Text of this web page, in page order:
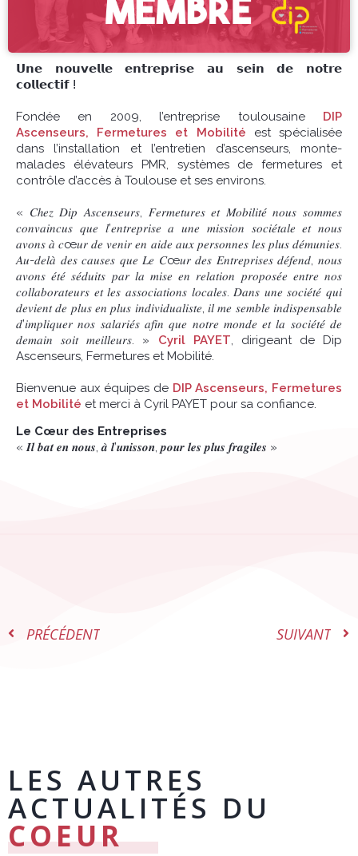
𝗨𝗻𝗲 𝗻𝗼𝘂𝘃𝗲𝗹𝗹𝗲 𝗲𝗻𝘁𝗿𝗲𝗽𝗿𝗶𝘀𝗲 𝗮𝘂 𝘀𝗲𝗶𝗻 𝗱𝗲 𝗻𝗼𝘁𝗿𝗲
𝗰𝗼𝗹𝗹𝗲𝗰𝘁𝗶𝗳 ⵑ
Fondée en 2009, l’entreprise toulousaine DIP
Ascenseurs, Fermetures et Mobilité est spécialisée
dans l’installation et l’entretien d’ascenseurs, monte-
malades élévateurs PMR, systèmes de fermetures et
contrôle d’accès à Toulouse et ses environs.
« 𝐶ℎ𝑒𝑧 𝐷𝑖𝑝 𝐴𝑠𝑐𝑒𝑛𝑠𝑒𝑢𝑟𝑠, 𝐹𝑒𝑟𝑚𝑒𝑡𝑢𝑟𝑒𝑠 𝑒𝑡 𝑀𝑜𝑏𝑖𝑙𝑖𝑡𝑒́ 𝑛𝑜𝑢𝑠 𝑠𝑜𝑚𝑚𝑒𝑠
𝑐𝑜𝑛𝑣𝑎𝑖𝑛𝑐𝑢𝑠 𝑞𝑢𝑒 𝑙’𝑒𝑛𝑡𝑟𝑒𝑝𝑟𝑖𝑠𝑒 𝑎 𝑢𝑛𝑒 𝑚𝑖𝑠𝑠𝑖𝑜𝑛 𝑠𝑜𝑐𝑖𝑒́𝑡𝑎𝑙𝑒 𝑒𝑡 𝑛𝑜𝑢𝑠
𝑎𝑣𝑜𝑛𝑠 𝑎̀ 𝑐œ𝑢𝑟 𝑑𝑒 𝑣𝑒𝑛𝑖𝑟 𝑒𝑛 𝑎𝑖𝑑𝑒 𝑎𝑢𝑥 𝑝𝑒𝑟𝑠𝑜𝑛𝑛𝑒𝑠 𝑙𝑒𝑠 𝑝𝑙𝑢𝑠 𝑑𝑒́𝑚𝑢𝑛𝑖𝑒𝑠.
𝐴𝑢-𝑑𝑒𝑙𝑎̀ 𝑑𝑒𝑠 𝑐𝑎𝑢𝑠𝑒𝑠 𝑞𝑢𝑒 𝐿𝑒 𝐶œ𝑢𝑟 𝑑𝑒𝑠 𝐸𝑛𝑡𝑟𝑒𝑝𝑟𝑖𝑠𝑒𝑠 𝑑𝑒́𝑓𝑒𝑛𝑑, 𝑛𝑜𝑢𝑠
𝑎𝑣𝑜𝑛𝑠 𝑒́𝑡𝑒́ 𝑠𝑒́𝑑𝑢𝑖𝑡𝑠 𝑝𝑎𝑟 𝑙𝑎 𝑚𝑖𝑠𝑒 𝑒𝑛 𝑟𝑒𝑙𝑎𝑡𝑖𝑜𝑛 𝑝𝑟𝑜𝑝𝑜𝑠𝑒́𝑒 𝑒𝑛𝑡𝑟𝑒 𝑛𝑜𝑠
𝑐𝑜𝑙𝑙𝑎𝑏𝑜𝑟𝑎𝑡𝑒𝑢𝑟𝑠 𝑒𝑡 𝑙𝑒𝑠 𝑎𝑠𝑠𝑜𝑐𝑖𝑎𝑡𝑖𝑜𝑛𝑠 𝑙𝑜𝑐𝑎𝑙𝑒𝑠. 𝐷𝑎𝑛𝑠 𝑢𝑛𝑒 𝑠𝑜𝑐𝑖𝑒́𝑡𝑒́ 𝑞𝑢𝑖
𝑑𝑒𝑣𝑖𝑒𝑛𝑡 𝑑𝑒 𝑝𝑙𝑢𝑠 𝑒𝑛 𝑝𝑙𝑢𝑠 𝑖𝑛𝑑𝑖𝑣𝑖𝑑𝑢𝑎𝑙𝑖𝑠𝑡𝑒, 𝑖𝑙 𝑚𝑒 𝑠𝑒𝑚𝑏𝑙𝑒 𝑖𝑛𝑑𝑖𝑠𝑝𝑒𝑛𝑠𝑎𝑏𝑙𝑒
𝑑’𝑖𝑚𝑝𝑙𝑖𝑞𝑢𝑒𝑟 𝑛𝑜𝑠 𝑠𝑎𝑙𝑎𝑟𝑖𝑒́𝑠 𝑎𝑓𝑖𝑛 𝑞𝑢𝑒 𝑛𝑜𝑡𝑟𝑒 𝑚𝑜𝑛𝑑𝑒 𝑒𝑡 𝑙𝑎 𝑠𝑜𝑐𝑖𝑒́𝑡𝑒́ 𝑑𝑒
𝑑𝑒𝑚𝑎𝑖𝑛 𝑠𝑜𝑖𝑡 𝑚𝑒𝑖𝑙𝑙𝑒𝑢𝑟𝑠. » Cyril PAYET , dirigeant de Dip
Ascenseurs, Fermetures et Mobilité.
Bienvenue aux équipes de DIP Ascenseurs, Fermetures
et Mobilité et merci à Cyril PAYET pour sa confiance.
Le Cœur des Entreprises
« 𝑰𝒍 𝒃𝒂𝒕 𝒆𝒏 𝒏𝒐𝒖𝒔, 𝒂̀ 𝒍’𝒖𝒏𝒊𝒔𝒔𝒐𝒏, 𝒑𝒐𝒖𝒓 𝒍𝒆𝒔 𝒑𝒍𝒖𝒔 𝒇𝒓𝒂𝒈𝒊𝒍𝒆𝒔 »
PRÉCÉDENT SUIVANT
LES AUTRES
ACTUALITÉS DU
COEUR